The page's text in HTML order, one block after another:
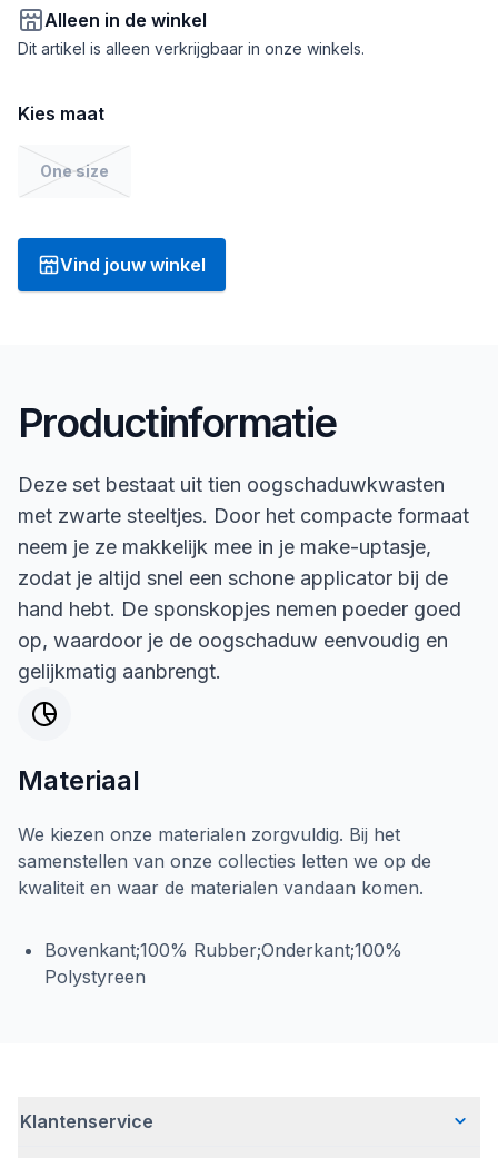
Alleen in de winkel
Dit artikel is alleen verkrijgbaar in onze winkels.
Kies maat
One size
Vind jouw winkel
Productinformatie
Deze set bestaat uit tien oogschaduwkwasten
met zwarte steeltjes. Door het compacte formaat
neem je ze makkelijk mee in je make-uptasje,
zodat je altijd snel een schone applicator bij de
hand hebt. De sponskopjes nemen poeder goed
op, waardoor je de oogschaduw eenvoudig en
gelijkmatig aanbrengt.
Materiaal
We kiezen onze materialen zorgvuldig. Bij het
samenstellen van onze collecties letten we op de
kwaliteit en waar de materialen vandaan komen.
Bovenkant;100% Rubber;Onderkant;100%
Polystyreen
Klantenservice